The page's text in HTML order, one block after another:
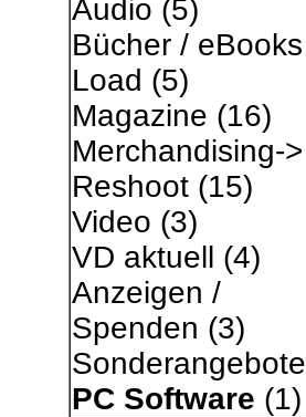
Audio (5)
Bücher / eBooks
Load (5)
Magazine (16)
Merchandising->
Reshoot(15)
Video (3)
VD aktuell (4)
Anzeigen /
Spenden (3)
Sonderangebote
PC Software (1)